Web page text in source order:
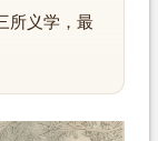
所义学，最